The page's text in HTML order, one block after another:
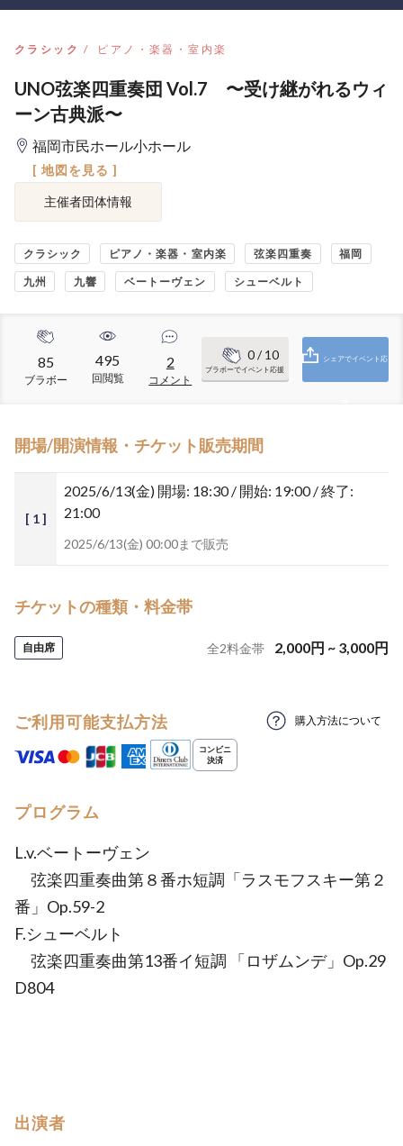
クラシック ピアノ・楽器・室内楽
UNO弦楽四重奏団 Vol.7 〜受け継がれるウィ
ーン古典派〜
福岡市民ホール小ホール
[ 地図を見る ]
主催者団体情報
クラシック ピアノ・楽器・室内楽 弦楽四重奏 福岡
九州 九響 ベートーヴェン シューベルト
85
ブラボー
495
回閲覧
2
コメント
0/ 10
ブラボーでイベント応援
シェアでイベント応
開場/開演情報・チケット販売期間
[ 1 ]
2025/6/13(金) 開場: 18:30 / 開始: 19:00 / 終了:
21:00
2025/6/13(金) 00:00まで販売
チケットの種類・料金帯
自由席 全2料金帯 2,000円 ~ 3,000円
ご利用可能支払方法 購入方法について
プログラム
L.v.ベートーヴェン
弦楽四重奏曲第８番ホ短調「ラスモフスキー第２
番」Op.59-2
F.シューベルト
弦楽四重奏曲第13番イ短調 「ロザムンデ」Op.29
D804
出演者